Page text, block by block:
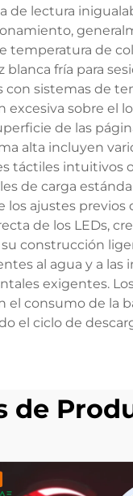
lectura
de
fría para
sistemas de
sobre el
de las
alta incluyen
intuitivos
de carga
ajustes previos
de los LEDs,
construcción
al agua y a
exigentes.
consumo de la
el ciclo de
de